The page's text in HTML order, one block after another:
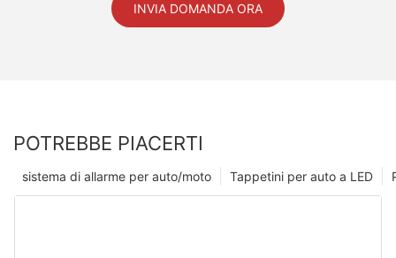
INVIA DOMANDA ORA
POTREBBE PIACERTI
Tappetini per auto a LED
sistema di allarme per auto/moto